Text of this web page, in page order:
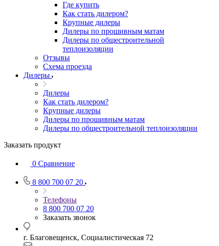
Где купить
Как стать дилером?
Крупные дилеры
Дилеры по прошивным матам
Дилеры по общестроительной
теплоизоляции
Отзывы
Схема проезда
Дилеры
Дилеры
Как стать дилером?
Крупные дилеры
Дилеры по прошивным матам
Дилеры по общестроительной теплоизоляции
Заказать продукт
0 Сравнение
8 800 700 07 20
Телефоны
8 800 700 07 20
Заказать звонок
г. Благовещенск, Социалистическая 72